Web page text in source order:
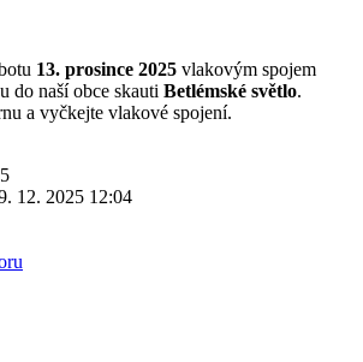
13. prosince 2025 vlakovým spojem
do naší obce skauti Betlémské světlo.
a vyčkejte vlakové spojení.
12. 2025 12:04